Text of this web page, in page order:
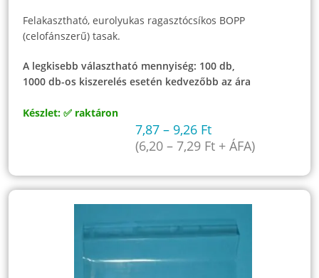
Felakasztható, eurolyukas ragasztócsíkos BOPP
(celofánszerű) tasak.
A legkisebb választható mennyiség: 100 db,
1000 db-os kiszerelés esetén kedvezőbb az ára
Készlet: ✅ raktáron
7,87 – 9,26 Ft
(6,20 – 7,29 Ft+ ÁFA)